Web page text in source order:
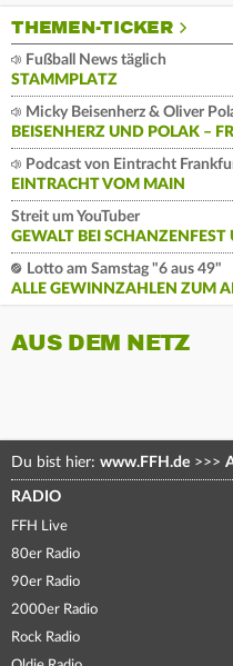
THEMEN-TICKER
Fußball News täglich
STAMMPLATZ
Micky Beisenherz & Oliver
BEISENHERZ UND POLAK –
Podcast von Eintracht
EINTRACHT VOM MAIN
Streit um YouTuber
GEWALT BEI SCHANZENFEST
Lotto am Samstag "6 aus 49"
ALLE GEWINNZAHLEN ZUM
AUS DEM NETZ
Du bist hier: www.FFH.de >>>
RADIO
FFH Live
80er Radio
90er Radio
2000er Radio
Rock Radio